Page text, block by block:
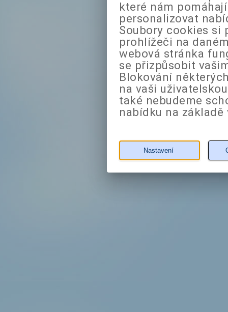
které nám
personalizovat
Soubory cookies si
prohlížeči na
webová stránka
se přizpůsobit
Blokování
na vaši
také nebudeme
nabídku na
Nastavení